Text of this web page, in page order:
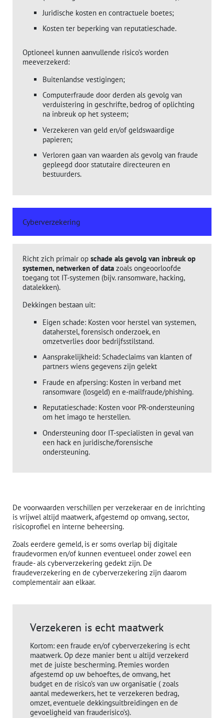
Juridische kosten en contractuele boetes;
Kosten ter beperking van reputatieschade.
Optioneel kunnen aanvullende risico’s worden
meeverzekerd:
Buitenlandse vestigingen;
Computerfraude door derden als gevolg van
verduistering in geschrifte, bedrog of oplichting
na inbreuk op het systeem;
Verzekeren van geld en/of geldswaardige
papieren;
Verloren gaan van waarden als gevolg van fraude
gepleegd door statutaire directeuren en
bestuurders.
Cyberverzekering
Richt zich primair op schade als gevolg van inbreuk op
systemen, netwerken of data zoals ongeoorloofde
toegang tot IT-systemen (bijv. ransomware, hacking,
datalekken).
Dekkingen bestaan uit:
Eigen schade: Kosten voor herstel van systemen,
dataherstel, forensisch onderzoek, en
omzetverlies door bedrijfsstilstand.
Aansprakelijkheid: Schadeclaims van klanten of
partners wiens gegevens zijn gelekt
Fraude en afpersing: Kosten in verband met
ransomware (losgeld) en e-mailfraude/phishing.
Reputatieschade: Kosten voor PR-ondersteuning
om het imago te herstellen.
Ondersteuning door IT-specialisten in geval van
een hack en juridische/forensische
ondersteuning.
De voorwaarden verschillen per verzekeraar en de inrichting
is vrijwel altijd maatwerk, afgestemd op omvang, sector,
risicoprofiel en interne beheersing.
Zoals eerdere gemeld, is er soms overlap bij digitale
fraudevormen en/of kunnen eventueel onder zowel een
fraude- als cyberverzekering gedekt zijn. De
fraudeverzekering en de cyberverzekering zijn daarom
complementair aan elkaar.
Verzekeren is echt maatwerk
Kortom: een fraude en/of cyberverzekering is echt
maatwerk. Op deze manier bent u altijd verzekerd
met de juiste bescherming. Premies worden
afgestemd op uw behoeftes, de omvang, het
budget en de risico’s van uw organisatie ( zoals
aantal medewerkers, het te verzekeren bedrag,
omzet, eventuele dekkingsuitbreidingen en de
gevoeligheid van frauderisico’s).